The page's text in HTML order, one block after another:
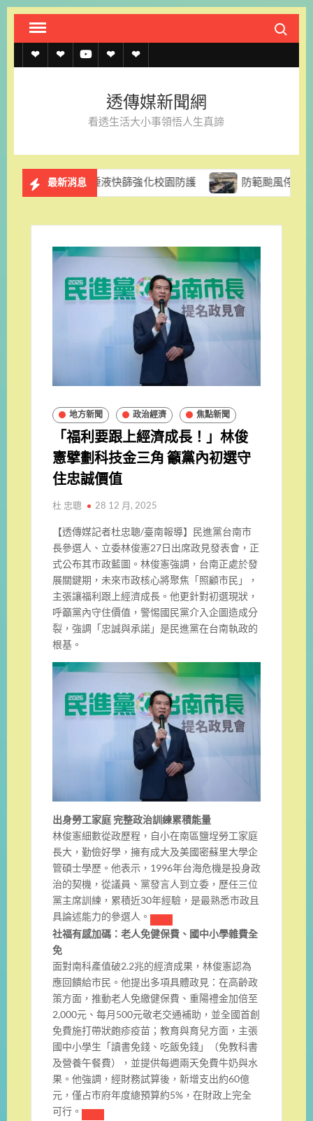
Skip
content
Search
透
約
透
上
記
單
透 聯
我
官
LINE
透傳媒新聞網
看透生活大小事領悟人生真諦
最新消息
唾液快篩強化校園防護 防範颱風停電風險 台電台南區
地方新聞 政治經濟 焦點新聞
「福利要跟上經濟成長！」林俊
憲擘劃科技金三角 籲黨內初選守
住忠誠價值
杜 忠聰 28 12 月, 2025
【透傳媒記者杜忠聰/臺南報導】民進黨台南市
長參選人、立委林俊憲27日出席政見發表會，正
式公布其市政藍圖。林俊憲強調，台南正處於發
展關鍵期，未來市政核心將聚焦「照顧市民」，
主張讓福利跟上經濟成長。他更針對初選現狀，
呼籲黨內守住價值，警惕國民黨介入企圖造成分
裂，強調「忠誠與承諾」是民進黨在台南執政的
根基。
出身勞工家庭 完整政治訓練累積能量
林俊憲細數從政歷程，自小在南區鹽埕勞工家庭
長大，勤儉好學，擁有成大及美國密蘇里大學企
管碩士學歷。他表示，1996年台海危機是投身政
治的契機，從議員、黨發言人到立委，歷任三位
黨主席訓練，累積近30年經驗，是最熟悉市政且
具論述能力的參選人。
社福有感加碼：老人免健保費、國中小學雜費全
免
面對南科產值破2.2兆的經濟成果，林俊憲認為
應回饋給市民。他提出多項具體政見：在高齡政
策方面，推動老人免繳健保費、重陽禮金加倍至
2,000元、每月500元敬老交通補助，並全國首創
免費施打帶狀皰疹疫苗；教育與育兒方面，主張
國中小學生「讀書免錢、吃飯免錢」（免教科書
及營養午餐費），並提供每週兩天免費牛奶與水
果。他強調，經財務試算後，新增支出約60億
元，僅占市府年度總預算約5%，在財政上完全
可行。